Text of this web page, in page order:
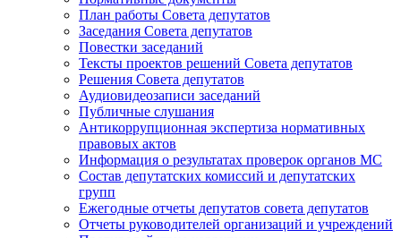
План работы Совета депутатов
Заседания Cовета депутатов
Повестки заседаний
Тексты проектов решений Совета депутатов
Решения Совета депутатов
Аудиовидеозаписи заседаний
Публичные слушания
Антикоррупционная экспертиза нормативных
правовых актов
Информация о результатах проверок органов МС
Состав депутатских комиссий и депутатских
групп
Ежегодные отчеты депутатов совета депутатов
Отчеты руководителей организаций и учреждений